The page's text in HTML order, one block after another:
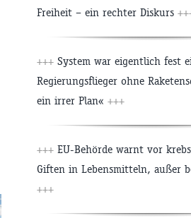
Freiheit – ein rechter Diskurs
+++ System war eigentlich fest
Regierungsflieger ohne
ein irrer Plan« +++
+++ EU-Behörde warnt vor
Giften in Lebensmitteln, außer
+++